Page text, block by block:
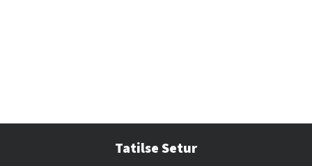
Tatilse Setur